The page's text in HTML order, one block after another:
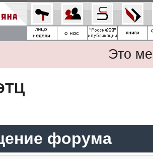
Это
форума